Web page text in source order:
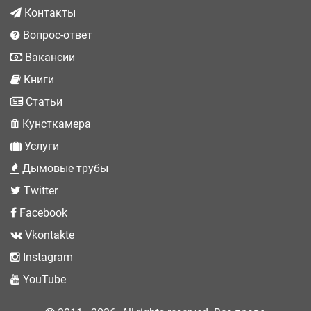
Контакты
Вопрос-ответ
Вакансии
Книги
Статьи
Кунсткамера
Услуги
Дымовые трубы
Twitter
Facebook
Vkontakte
Instagram
YouTube